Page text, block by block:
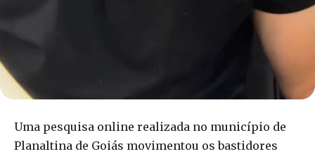
Uma pesquisa online realizada no município de
Planaltina de Goiás movimentou os bastidores